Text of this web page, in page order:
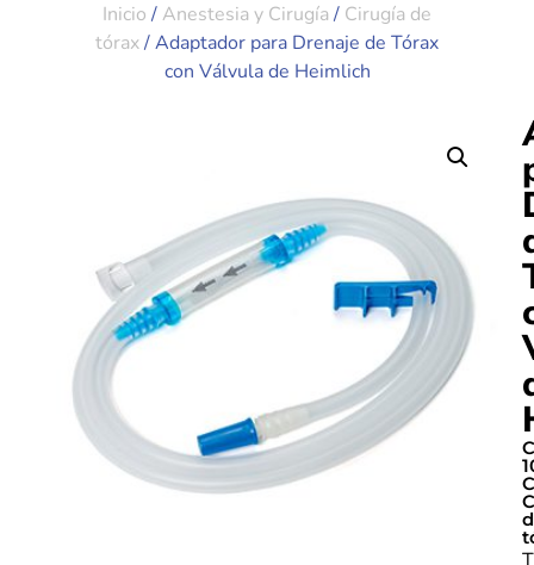
Inicio /Anestesia y Cirugía / Cirugía de
tórax/ Adaptador para Drenaje de Tórax
con Válvula de Heimlich